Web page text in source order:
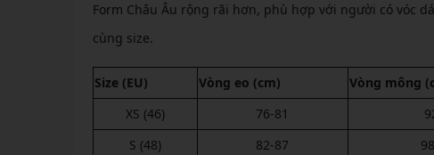
Form Châu Âu rộng rãi hơn, phù hợp với người có vóc
cùng size.
Size (EU) Vòng eo (cm) Vòng mông
XS (46)
76-81
S (48)
82-87